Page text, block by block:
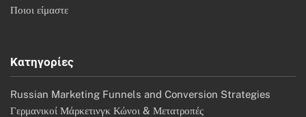
Ποιοι είμαστε
Κατηγορίες
Russian Marketing Funnels and Conversion Strategies
Γερμανικοί Μάρκετινγκ Κώνοι & Μετατροπές